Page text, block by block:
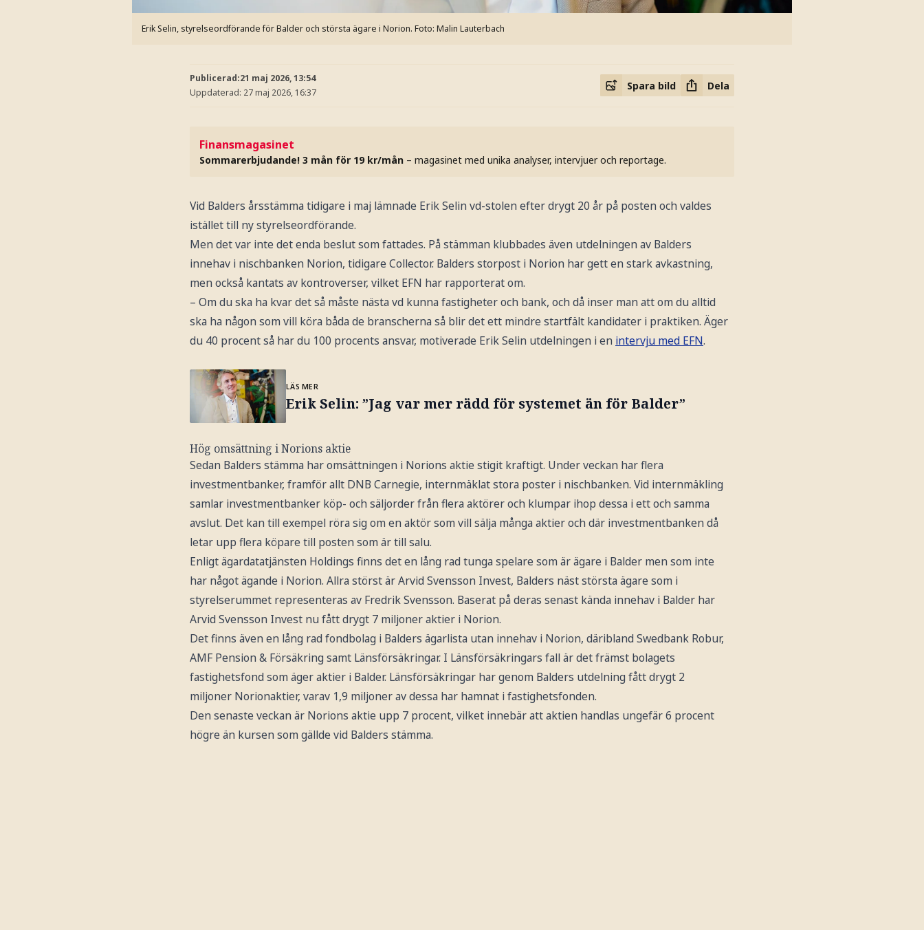
Erik Selin, styrelseordförande för Balder och största ägare i Norion. Foto: Malin Lauterbach
Publicerad:21 maj 2026, 13:54
Uppdaterad: 27 maj 2026, 16:37
Spara bild Dela
Finansmagasinet
Sommarerbjudande! 3 mån för 19 kr/mån – magasinet med unika analyser, intervjuer och reportage.
Vid Balders årsstämma tidigare i maj lämnade Erik Selin vd-stolen efter drygt 20 år på posten och valdes
istället till ny styrelseordförande.
Men det var inte det enda beslut som fattades. På stämman klubbades även utdelningen av Balders
innehav i nischbanken Norion, tidigare Collector. Balders storpost i Norion har gett en stark avkastning,
men också kantats av kontroverser, vilket EFN har rapporterat om.
– Om du ska ha kvar det så måste nästa vd kunna fastigheter och bank, och då inser man att om du alltid
ska ha någon som vill köra båda de branscherna så blir det ett mindre startfält kandidater i praktiken. Äger
du 40 procent så har du 100 procents ansvar, motiverade Erik Selin utdelningen i en intervju med EFN.
LÄS MER
Erik Selin: ”Jag var mer rädd för systemet än för Balder”
Hög omsättning i Norions aktie
Sedan Balders stämma har omsättningen i Norions aktie stigit kraftigt. Under veckan har flera
investmentbanker, framför allt DNB Carnegie, internmäklat stora poster i nischbanken. Vid internmäkling
samlar investmentbanker köp- och säljorder från flera aktörer och klumpar ihop dessa i ett och samma
avslut. Det kan till exempel röra sig om en aktör som vill sälja många aktier och där investmentbanken då
letar upp flera köpare till posten som är till salu.
Enligt ägardatatjänsten Holdings finns det en lång rad tunga spelare som är ägare i Balder men som inte
har något ägande i Norion. Allra störst är Arvid Svensson Invest, Balders näst största ägare som i
styrelserummet representeras av Fredrik Svensson. Baserat på deras senast kända innehav i Balder har
Arvid Svensson Invest nu fått drygt 7 miljoner aktier i Norion.
Det finns även en lång rad fondbolag i Balders ägarlista utan innehav i Norion, däribland Swedbank Robur,
AMF Pension & Försäkring samt Länsförsäkringar. I Länsförsäkringars fall är det främst bolagets
fastighetsfond som äger aktier i Balder. Länsförsäkringar har genom Balders utdelning fått drygt 2
miljoner Norionaktier, varav 1,9 miljoner av dessa har hamnat i fastighetsfonden.
Den senaste veckan är Norions aktie upp 7 procent, vilket innebär att aktien handlas ungefär 6 procent
högre än kursen som gällde vid Balders stämma.